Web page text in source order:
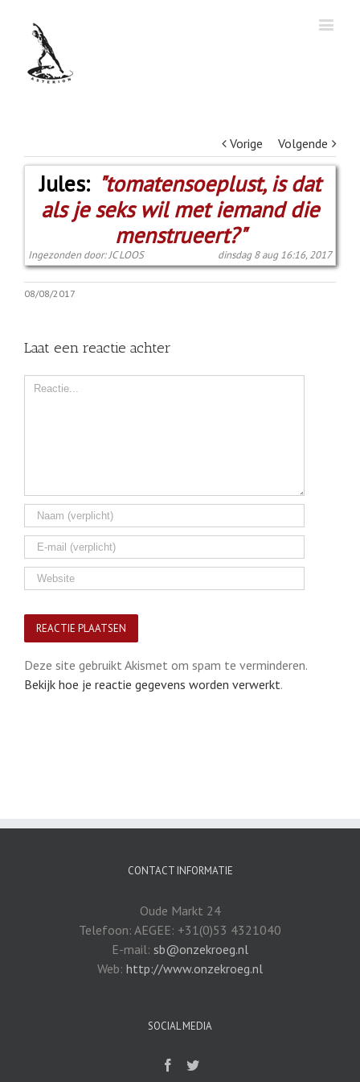
Vorige Volgende
Jules: "tomatensoeplust, is dat
als je seks wil met iemand die
menstrueert?"
Ingezonden door: JC LOOS dinsdag 8 aug 16:16, 2017
08/08/2017
Laat een reactie achter
Comment
Deze site gebruikt Akismet om spam te verminderen.
Bekijk hoe je reactie gegevens worden verwerkt.
CONTACT INFORMATIE
Oude Markt 24
Telefoon: AEGEE: +31(0)53 4321040
E-mail: sb@onzekroeg.nl
Web: http://www.onzekroeg.nl
SOCIAL MEDIA